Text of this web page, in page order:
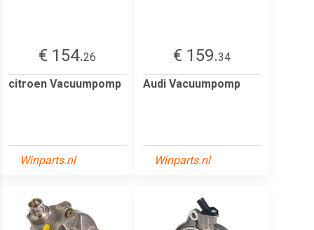
€ 154.26
citroen Vacuumpomp
Winparts.nl
€ 159.34
Audi Vacuumpomp
Winparts.nl